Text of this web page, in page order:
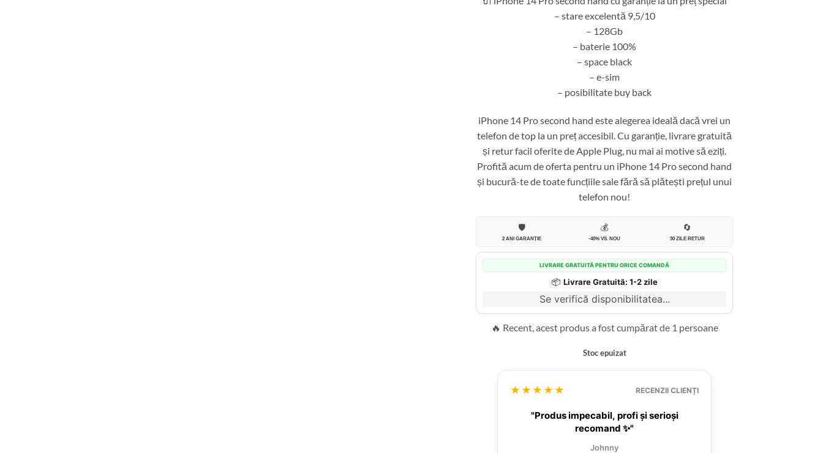
– stare excelentă 9,5/10
– 128Gb
– baterie 100%
– space black
– e-sim
– posibilitate buy back
iPhone 14 Pro second hand este alegerea ideală dacă vrei un
telefon de top la un preț accesibil. Cu garanție, livrare gratuită
și retur facil oferite de Apple Plug, nu mai ai motive să eziți.
Profită acum de oferta pentru un iPhone 14 Pro second hand
și bucură-te de toate funcțiile sale fără să plătești prețul unui
telefon nou!
🛡️
2 ANI GARANȚIE
💰
-40% VS. NOU
🔄
30 ZILE RETUR
LIVRARE GRATUITĂ PENTRU ORICE COMANDĂ
📦 Livrare Gratuită: 1-2 zile
Se verifică disponibilitatea...
🔥 Recent, acest produs a fost cumpărat de 1 persoane
Stoc epuizat
★★★★★ RECENZII CLIENȚI
"Produs impecabil, profi și serioși
recomand ✨"
Johnny